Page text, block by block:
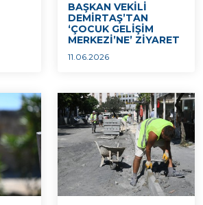
BAŞKAN VEKİLİ
DEMİRTAŞ’TAN
‘ÇOCUK GELİŞİM
MERKEZİ’NE’ ZİYARET
11.06.2026